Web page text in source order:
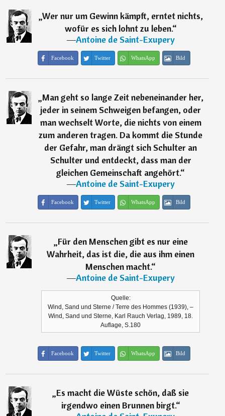
„Wer nur um Gewinn kämpft, erntet nichts,
wofür es sich lohnt zu leben.“
―Antoine de Saint-Exupery
Facebook Twitter WhatsApp Bild
„Man geht so lange Zeit nebeneinander her,
jeder in seinem Schweigen befangen, oder
man wechselt Worte, die nichts von einem
zum anderen tragen. Da kommt die Stunde
der Gefahr, man drängt sich Schulter an
Schulter und entdeckt, dass man der
gleichen Gemeinschaft angehört.“
―Antoine de Saint-Exupery
Facebook Twitter WhatsApp Bild
„Für den Menschen gibt es nur eine
Wahrheit, das ist die, die aus ihm einen
Menschen macht.“
―Antoine de Saint-Exupery
Quelle:
Wind, Sand und Sterne / Terre des Hommes (1939), –
Wind, Sand und Sterne, Karl Rauch Verlag, 1989, 18.
Auflage, S.180
Facebook Twitter WhatsApp Bild
„Es macht die Wüste schön, daß sie
irgendwo einen Brunnen birgt.“